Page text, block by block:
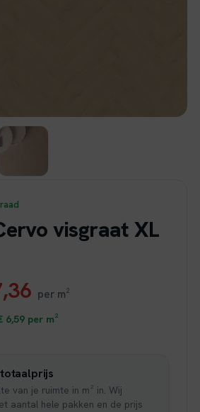
visgraat XL
Huidige
prijs
€ 37,36.
per m²
6,59 per m²
van je ruimte in m² in. Wij
aantal hele pakken en de prijs